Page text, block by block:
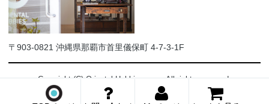
〒903-0821 沖縄県那覇市首里儀保町 4-7-3-1F
Copyright (C) Oriental-Hobbies.com. All rights reserved.